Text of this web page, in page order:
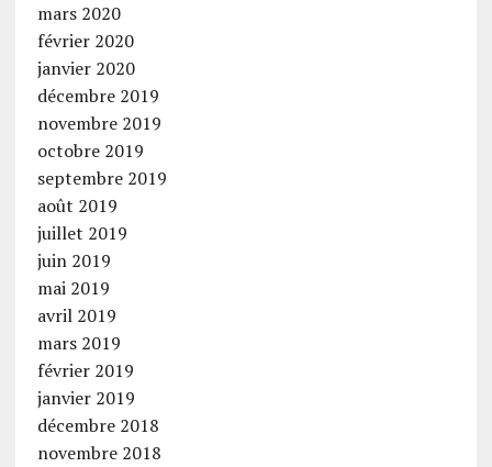
mars 2020
février 2020
janvier 2020
décembre 2019
novembre 2019
octobre 2019
septembre 2019
août 2019
juillet 2019
juin 2019
mai 2019
avril 2019
mars 2019
février 2019
janvier 2019
décembre 2018
novembre 2018